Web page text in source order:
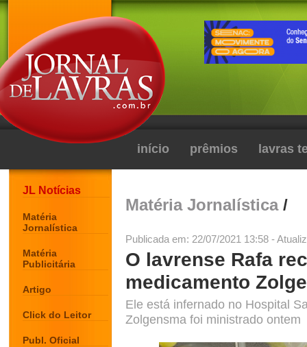
início prêmios lavras
JL Notícias
Matéria
Jornalística
Matéria
Publicitária
Artigo
Click do Leitor
Publ. Oficial
Matéria Jornalística/
Publicada em: 22/07/2021 13:58 -
O lavrense Rafa
medicamento
Ele está infernado no Hospital
Zolgensma foi ministrado ontem